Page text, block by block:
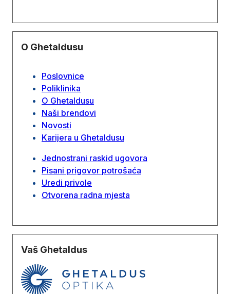
O Ghetaldusu
Poslovnice
Poliklinika
O Ghetaldusu
Naši brendovi
Novosti
Karijera u Ghetaldusu
Jednostrani raskid ugovora
Pisani prigovor potrošaća
Uredi privole
Otvorena radna mjesta
Vaš Ghetaldus